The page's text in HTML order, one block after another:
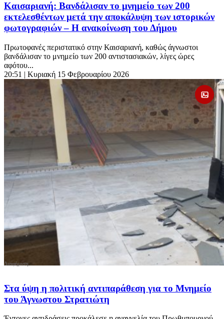
Καισαριανή: Βανδάλισαν το μνημείο των 200
εκτελεσθέντων μετά την αποκάλυψη των ιστορικών
φωτογραφιών – Η ανακοίνωση του Δήμου
Πρωτοφανές περιστατικό στην Καισαριανή, καθώς άγνωστοι
βανδάλισαν το μνημείο των 200 αντιστασιακών, λίγες ώρες
αφότου...
20:51 | Κυριακή 15 Φεβρουαρίου 2026
Στα ύψη η πολιτική αντιπαράθεση για το Mνημείο
του Άγνωστου Στρατιώτη